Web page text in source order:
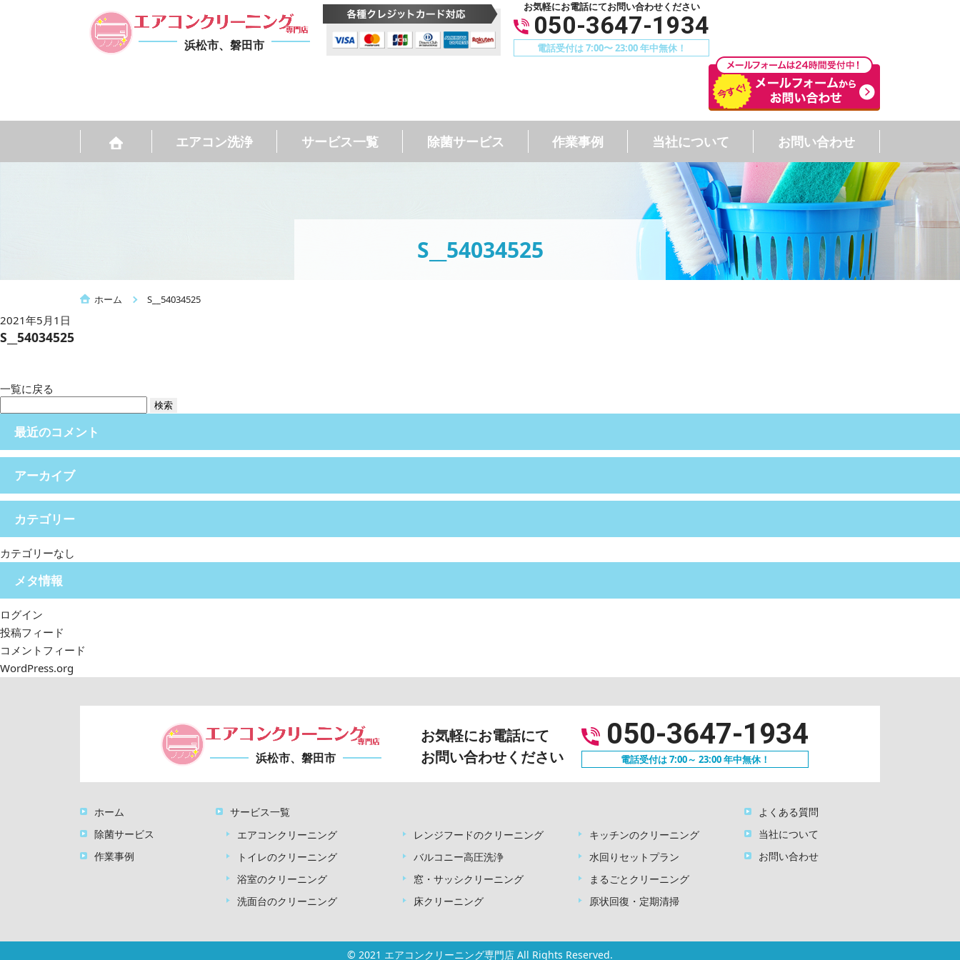
浜松市、磐田市
お気軽にお電話にてお問い合わせください
050-3647-1934
電話受付は 7:00〜 23:00 年中無休！
エアコン洗浄 サービス一覧 除菌サービス 作業事例 当社について お問い合わせ
S__54034525
ホーム S__54034525
2021年5月1日
S__54034525
一覧に戻る
索:
最近のコメント
アーカイブ
カテゴリー
カテゴリーなし
メタ情報
ログイン
投稿フィード
コメントフィード
WordPress.org
浜松市、磐田市
お気軽にお電話にて
お問い合わせください
050-3647-1934
電話受付は 7:00～ 23:00 年中無休！
ホーム
除菌サービス
作業事例
サービス一覧
エアコンクリーニング
トイレのクリーニング
浴室のクリーニング
洗面台のクリーニング
レンジフードのクリーニング
バルコニー高圧洗浄
窓・サッシクリーニング
床クリーニング
キッチンのクリーニング
水回りセットプラン
まるごとクリーニング
原状回復・定期清掃
よくある質問
当社について
お問い合わせ
© 2021 エアコンクリーニング専門店 All Rights Reserved.